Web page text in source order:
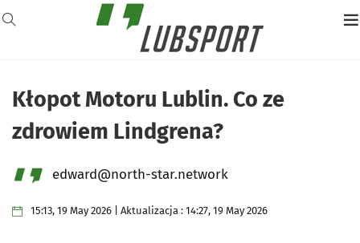
Kłopot Motoru Lublin. Co ze
zdrowiem Lindgrena?
edward@north-star.network
15:13, 19 May 2026 | Aktualizacja : 14:27, 19 May 2026